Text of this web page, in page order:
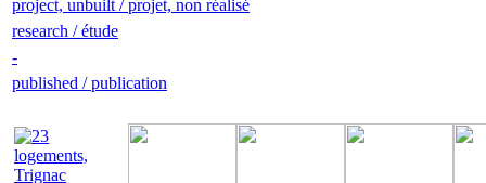
project, unbuilt / projet, non réalisé
research / étude
-
published / publication